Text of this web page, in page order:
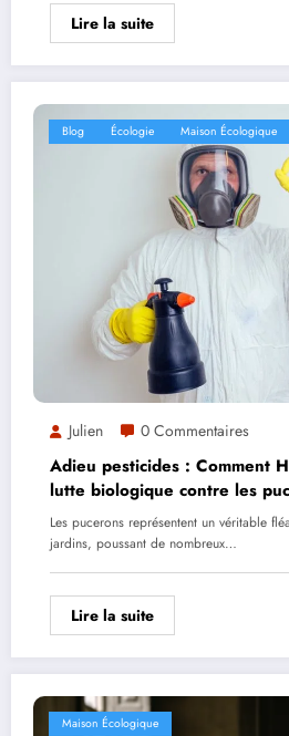
Lire la suite
Blog Écologie Maison Écologique
Julien 0 Commentaires
Adieu pesticides : Comment
lutte biologique contre les
Les pucerons représentent un véritable
jardins, poussant de nombreux…
Lire la suite
Maison Écologique